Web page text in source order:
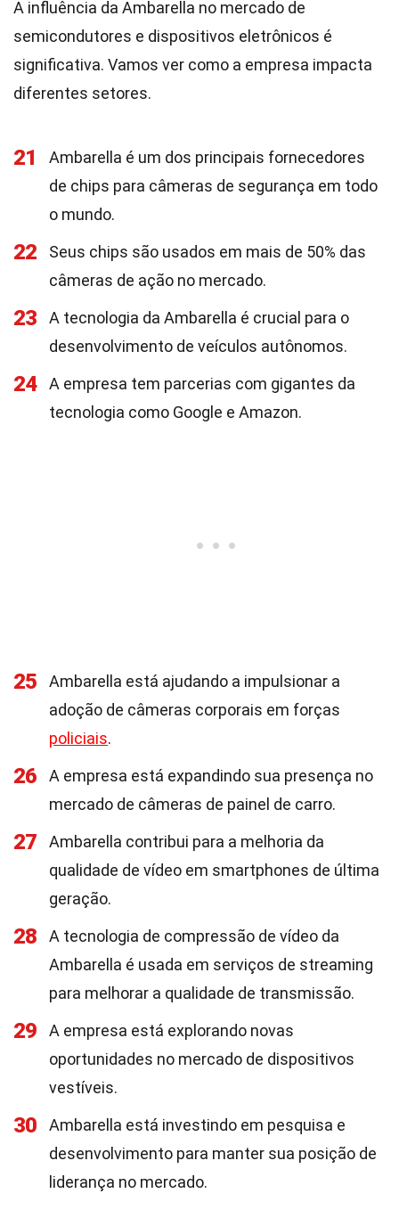
A influência da Ambarella no mercado de
semicondutores e dispositivos eletrônicos é
significativa. Vamos ver como a empresa impacta
diferentes setores.
21
Ambarella é um dos principais fornecedores
de chips para câmeras de segurança em todo
o mundo.
22
Seus chips são usados em mais de 50% das
câmeras de ação no mercado.
23
A tecnologia da Ambarella é crucial para o
desenvolvimento de veículos autônomos.
24
A empresa tem parcerias com gigantes da
tecnologia como Google e Amazon.
25
Ambarella está ajudando a impulsionar a
adoção de câmeras corporais em forças
policiais.
26
A empresa está expandindo sua presença no
mercado de câmeras de painel de carro.
27
Ambarella contribui para a melhoria da
qualidade de vídeo em smartphones de última
geração.
28
A tecnologia de compressão de vídeo da
Ambarella é usada em serviços de streaming
para melhorar a qualidade de transmissão.
29
A empresa está explorando novas
oportunidades no mercado de dispositivos
vestíveis.
30
Ambarella está investindo em pesquisa e
desenvolvimento para manter sua posição de
liderança no mercado.